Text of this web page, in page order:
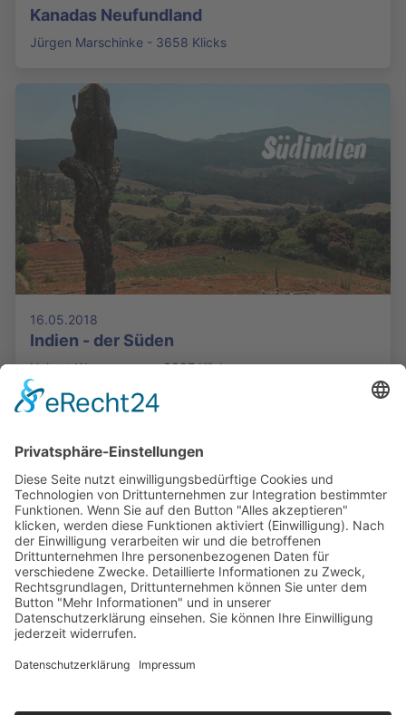
Kanadas Neufundland
Jürgen Marschinke - 3658 Klicks
16.05.2018
Indien - der Süden
Helmut Wassermann - 3337 Klicks
Podcasts, Themen und Informationen.
Entdecken Sie unser Forum für Medien, Bildung
und Demokratie - jederzeit und überall
verfügbar.
Mehr erfahren
COOKIE-EINSTELLUNGEN